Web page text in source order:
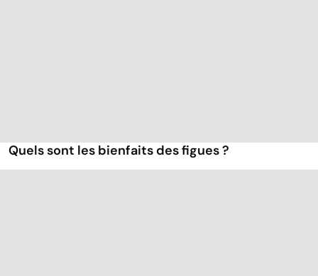
Quels sont les bienfaits des figues ?